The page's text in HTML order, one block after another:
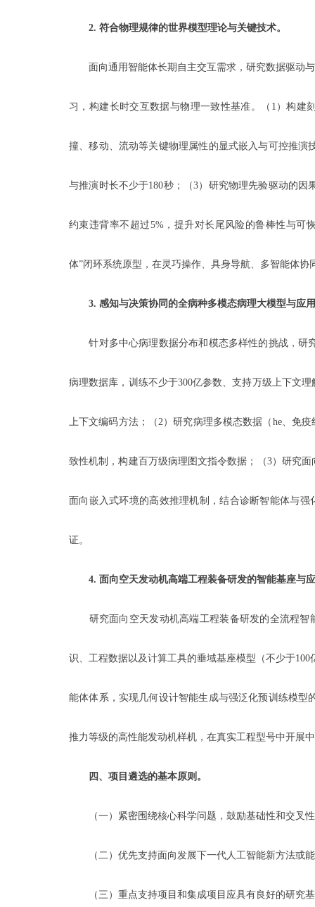
2. 符合物理规律的世界模型理论与关键技术。
面向通用智能体长期自主交互需求，研究数据驱动与
习，构建长时交互数据与物理一致性基准。（1）构建
撞、移动、流动等关键物理属性的显式嵌入与可控推
与推演时长不少于180秒；（3）研究物理先验驱动的
约束违背率不超过5%，提升对长尾风险的鲁棒性与可
体”闭环系统原型，在灵巧操作、具身导航、多智能体
3. 感知与决策协同的全病种多模态病理大模型与应
针对多中心病理数据分布和模态多样性的挑战，研究
病理数据库，训练不少于300亿参数、支持万级上下文
上下文编码方法；（2）研究病理多模态数据（he、免
致性机制，构建百万级病理图文指令数据；（3）研究
面向嵌入式环境的高效推理机制，结合诊断智能体与
证。
4. 面向空天发动机高端工程装备研发的智能基座与
研究面向空天发动机高端工程装备研发的全流程智
识、工程数据以及计算工具的垂域基座模型（不少于
能体体系，实现几何设计智能生成与强泛化预训练模
推力等级的高性能发动机样机，在真实工程型号中开展
四、项目遴选的基本原则。
（一）紧密围绕核心科学问题，鼓励基础性和交叉性
（二）优先支持面向发展下一代人工智能新方法或能
（三）重点支持项目和集成项目应具有良好的研究基